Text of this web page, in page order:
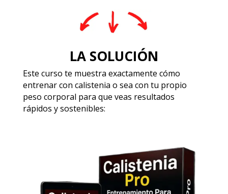
LA SOLUCIÓN
Este curso te muestra exactamente cómo
entrenar con calistenia o sea con tu propio
peso corporal para que veas resultados
rápidos y sostenibles: